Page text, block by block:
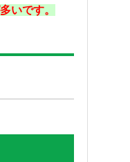
いです。